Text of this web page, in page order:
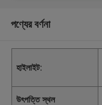
পণ্যের বর্ণনা
হাইলাইট:
উৎপত্তি স্থল